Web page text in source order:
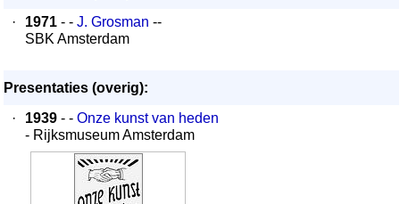
·
1971 - - J. Grosman --
SBK Amsterdam
Presentaties (overig):
·
1939 - - Onze kunst van heden
- Rijksmuseum Amsterdam